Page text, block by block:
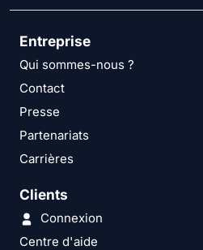
Entreprise
Qui sommes-nous ?
Contact
Presse
Partenariats
Carrières
Clients
Connexion
Centre d'aide